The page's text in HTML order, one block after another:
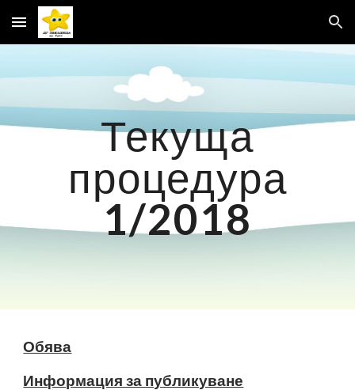
Skip to main content Skip to navigation
Текуща
процедура
1/2018
Обява
Информация за публикуване